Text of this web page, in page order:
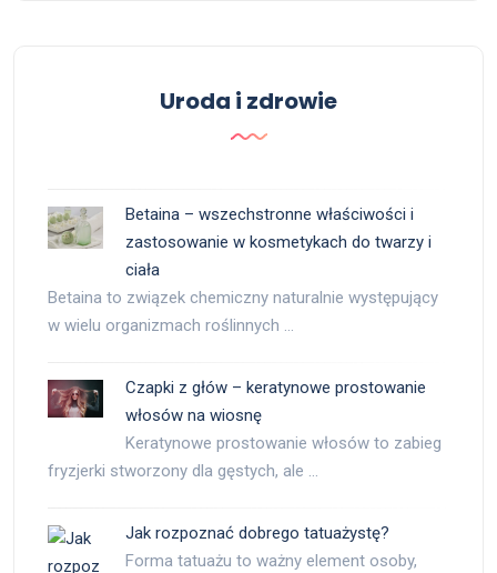
Uroda i zdrowie
Betaina – wszechstronne właściwości i
zastosowanie w kosmetykach do twarzy i
ciała
Betaina to związek chemiczny naturalnie występujący
w wielu organizmach roślinnych …
Czapki z głów – keratynowe prostowanie
włosów na wiosnę
Keratynowe prostowanie włosów to zabieg
fryzjerki stworzony dla gęstych, ale …
Jak rozpoznać dobrego tatuażystę?
Forma tatuażu to ważny element osoby,